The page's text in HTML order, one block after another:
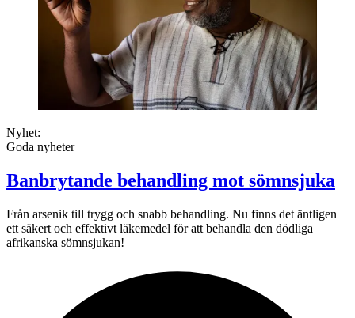
Nyhet:
Goda nyheter
Banbrytande behandling mot sömnsjuka
Från arsenik till trygg och snabb behandling. Nu finns det äntligen
ett säkert och effektivt läkemedel för att behandla den dödliga
afrikanska sömnsjukan!